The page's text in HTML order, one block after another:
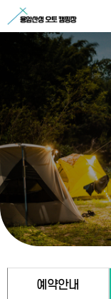
예약안내